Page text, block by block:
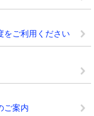
をご利用ください
ご案内